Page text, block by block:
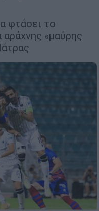
φτάσει το
αράχνης «μαύρης